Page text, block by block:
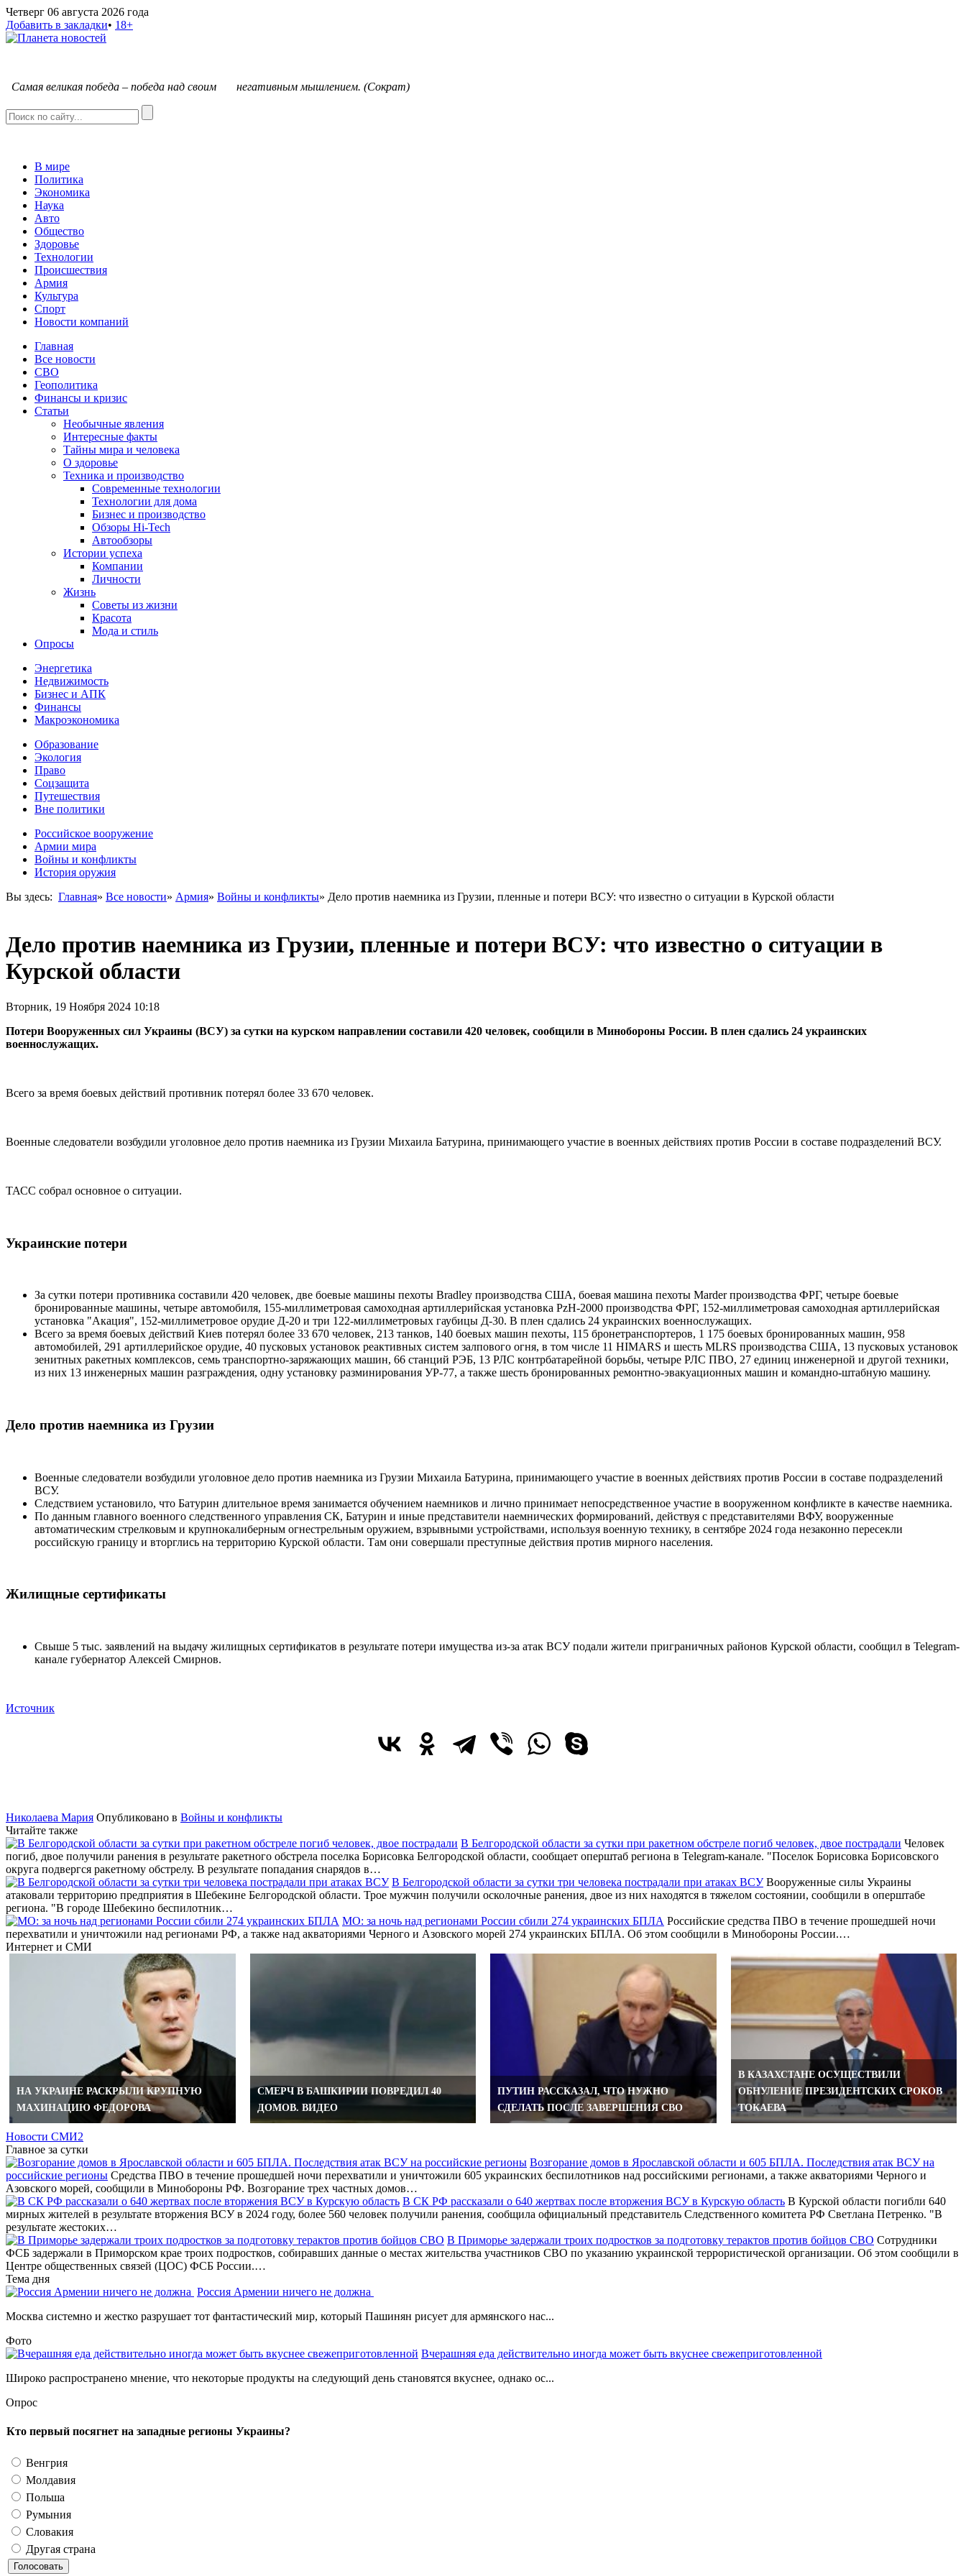
Четверг 06 августа 2026 года
Добавить в закладки• 18+
Самая великая победа – победа над своим негативным мышлением. (Сократ)
В мире
Политика
Экономика
Наука
Авто
Общество
Здоровье
Технологии
Происшествия
Армия
Культура
Спорт
Новости компаний
Главная
Все новости
СВО
Геополитика
Финансы и кризис
Статьи
Необычные явления
Интересные факты
Тайны мира и человека
О здоровье
Техника и производство
Современные технологии
Технологии для дома
Бизнес и производство
Обзоры Hi-Tech
Автообзоры
Истории успеха
Компании
Личности
Жизнь
Советы из жизни
Красота
Мода и стиль
Опросы
Энергетика
Недвижимость
Бизнес и АПК
Финансы
Макроэкономика
Образование
Экология
Право
Соцзащита
Путешествия
Вне политики
Российское вооружение
Армии мира
Войны и конфликты
История оружия
Вы здесь: Главная» Все новости» Армия» Войны и конфликты» Дело против наемника из Грузии, пленные и потери ВСУ: что известно о ситуации в Курской области
Дело против наемника из Грузии, пленные и потери ВСУ: что известно о ситуации в
Курской области
Вторник, 19 Ноября 2024 10:18
Потери Вооруженных сил Украины (ВСУ) за сутки на курском направлении составили 420 человек, сообщили в Минобороны России. В плен сдались 24 украинских
военнослужащих.
Всего за время боевых действий противник потерял более 33 670 человек.
Военные следователи возбудили уголовное дело против наемника из Грузии Михаила Батурина, принимающего участие в военных действиях против России в составе подразделений ВСУ.
ТАСС собрал основное о ситуации.
Украинские потери
За сутки потери противника составили 420 человек, две боевые машины пехоты Bradley производства США, боевая машина пехоты Marder производства ФРГ, четыре боевые
бронированные машины, четыре автомобиля, 155-миллиметровая самоходная артиллерийская установка PzH-2000 производства ФРГ, 152-миллиметровая самоходная артиллерийская
установка "Акация", 152-миллиметровое орудие Д-20 и три 122-миллиметровых гаубицы Д-30. В плен сдались 24 украинских военнослужащих.
Всего за время боевых действий Киев потерял более 33 670 человек, 213 танков, 140 боевых машин пехоты, 115 бронетранспортеров, 1 175 боевых бронированных машин, 958
автомобилей, 291 артиллерийское орудие, 40 пусковых установок реактивных систем залпового огня, в том числе 11 HIMARS и шесть MLRS производства США, 13 пусковых установок
зенитных ракетных комплексов, семь транспортно-заряжающих машин, 66 станций РЭБ, 13 РЛС контрбатарейной борьбы, четыре РЛС ПВО, 27 единиц инженерной и другой техники,
из них 13 инженерных машин разграждения, одну установку разминирования УР-77, а также шесть бронированных ремонтно-эвакуационных машин и командно-штабную машину.
Дело против наемника из Грузии
Военные следователи возбудили уголовное дело против наемника из Грузии Михаила Батурина, принимающего участие в военных действиях против России в составе подразделений
ВСУ.
Следствием установило, что Батурин длительное время занимается обучением наемников и лично принимает непосредственное участие в вооруженном конфликте в качестве наемника.
По данным главного военного следственного управления СК, Батурин и иные представители наемнических формирований, действуя с представителями ВФУ, вооруженные
автоматическим стрелковым и крупнокалиберным огнестрельным оружием, взрывными устройствами, используя военную технику, в сентябре 2024 года незаконно пересекли
российскую границу и вторглись на территорию Курской области. Там они совершали преступные действия против мирного населения.
Жилищные сертификаты
Свыше 5 тыс. заявлений на выдачу жилищных сертификатов в результате потери имущества из-за атак ВСУ подали жители приграничных районов Курской области, сообщил в Telegram-
канале губернатор Алексей Смирнов.
Источник
Николаева Мария Опубликовано в Войны и конфликты
Читайте также
В Белгородской области за сутки при ракетном обстреле погиб человек, двое пострадали Человек
погиб, двое получили ранения в результате ракетного обстрела поселка Борисовка Белгородской области, сообщает оперштаб региона в Telegram-канале. "Поселок Борисовка Борисовского
округа подвергся ракетному обстрелу. В результате попадания снарядов в…
В Белгородской области за сутки три человека пострадали при атаках ВСУВооруженные силы Украины
атаковали территорию предприятия в Шебекине Белгородской области. Трое мужчин получили осколочные ранения, двое из них находятся в тяжелом состоянии, сообщили в оперштабе
региона. "В городе Шебекино беспилотник…
МО: за ночь над регионами России сбили 274 украинских БПЛА Российские средства ПВО в течение прошедшей ночи
перехватили и уничтожили над регионами РФ, а также над акваториями Черного и Азовского морей 274 украинских БПЛА. Об этом сообщили в Минобороны России.…
Интернет и СМИ
НА УКРАИНЕ РАСКРЫЛИ КРУПНУЮ
МАХИНАЦИЮ ФЕДОРОВА
СМЕРЧ В БАШКИРИИ ПОВРЕДИЛ 40
ДОМОВ. ВИДЕО
ПУТИН РАССКАЗАЛ, ЧТО НУЖНО
СДЕЛАТЬ ПОСЛЕ ЗАВЕРШЕНИЯ СВО
В КАЗАХСТАНЕ ОСУЩЕСТВИЛИ
ОБНУЛЕНИЕ ПРЕЗИДЕНТСКИХ СРОКОВ
ТОКАЕВА
Новости СМИ2
Главное за сутки
Возгорание домов в Ярославской области и 605 БПЛА. Последствия атак ВСУ на
российские регионы Средства ПВО в течение прошедшей ночи перехватили и уничтожили 605 украинских беспилотников над российскими регионами, а также акваториями Черного и
Азовского морей, сообщили в Минобороны РФ. Возгорание трех частных домов…
В СК РФ рассказали о 640 жертвах после вторжения ВСУ в Курскую область В Курской области погибли 640
мирных жителей в результате вторжения ВСУ в 2024 году, более 560 человек получили ранения, сообщила официальный представитель Следственного комитета РФ Светлана Петренко. "В
результате жестоких…
В Приморье задержали троих подростков за подготовку терактов против бойцов СВО Сотрудники
ФСБ задержали в Приморском крае троих подростков, собиравших данные о местах жительства участников СВО по указанию украинской террористической организации. Об этом сообщили в
Центре общественных связей (ЦОС) ФСБ России.…
Тема дня
Россия Армении ничего не должна
Москва системно и жестко разрушает тот фантастический мир, который Пашинян рисует для армянского нас...
Фото
Вчерашняя еда действительно иногда может быть вкуснее свежеприготовленной
Широко распространено мнение, что некоторые продукты на следующий день становятся вкуснее, однако ос...
Опрос
Кто первый посягнет на западные регионы Украины?
Венгрия
Молдавия
Польша
Румыния
Словакия
Другая страна